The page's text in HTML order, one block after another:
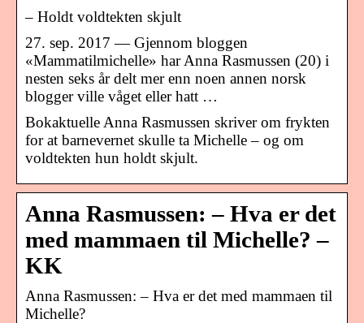
– Holdt voldtekten skjult
27. sep. 2017 — Gjennom bloggen
«Mammatilmichelle» har Anna Rasmussen (20) i
nesten seks år delt mer enn noen annen norsk
blogger ville våget eller hatt …
Bokaktuelle Anna Rasmussen skriver om frykten
for at barnevernet skulle ta Michelle – og om
voldtekten hun holdt skjult.
Anna Rasmussen: – Hva er det
med mammaen til Michelle? –
KK
Anna Rasmussen: – Hva er det med mammaen til
Michelle?